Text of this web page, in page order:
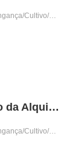
Ação/Fantasia/História/Vingança/Cultivo/Contra-Ataque
O Deus Supremo da Alquimia
Ação/Fantasia/História/Vingança/Cultivo/Contra-Ataque